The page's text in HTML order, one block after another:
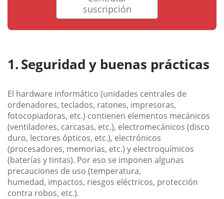
suscripción
Seguridad y buenas prácticas
El hardware informático (unidades centrales de
ordenadores, teclados, ratones, impresoras,
fotocopiadoras, etc.) contienen elementos mecánicos
(ventiladores, carcasas, etc.), electromecánicos (disco
duro, lectores ópticos, etc.), electrónicos
(procesadores, memorias, etc.) y electroquímicos
(baterías y tintas). Por eso se imponen algunas
precauciones de uso (temperatura,
humedad, impactos, riesgos eléctricos, protección
contra robos, etc.).